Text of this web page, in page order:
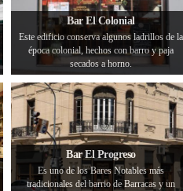
Bar El Colonial
Este edificio conserva algunos ladrillos de la
época colonial, hechos con barro y paja
secados a horno.
Bar El Progreso
Es uno de los Bares Notables más
tradicionales del barrio de Barracas y un